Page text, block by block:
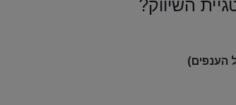
השיווק?
הענפים)